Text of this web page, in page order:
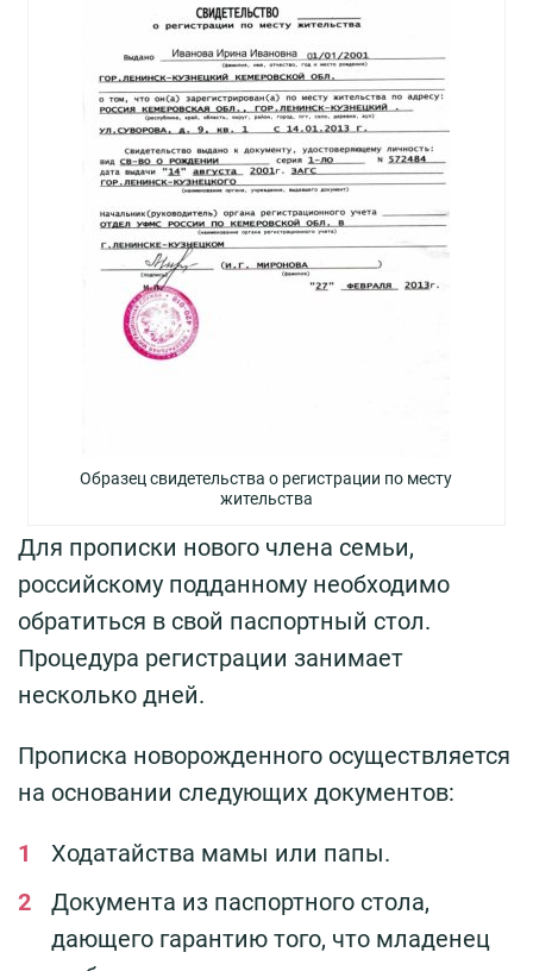
Образец свидетельства о регистрации по месту
жительства
Для прописки нового члена семьи,
российскому подданному необходимо
обратиться в свой паспортный стол.
Процедура регистрации занимает
несколько дней.
Прописка новорожденного осуществляется
на основании следующих документов:
Ходатайства мамы или папы.
Документа из паспортного стола,
дающего гарантию того, что младенец